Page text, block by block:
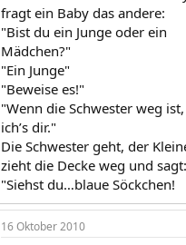
fragt ein Baby das andere:
"Bist du ein Junge oder ein
Mädchen?"
"Ein Junge"
"Beweise es!"
"Wenn die Schwester weg
ich’s dir."
Die Schwester geht, der
zieht die Decke weg und sagt:
"Siehst du…blaue Söckchen!
16 Oktober 2010